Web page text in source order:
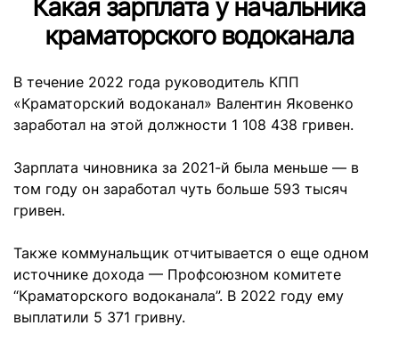
Какая зарплата у начальника
краматорского водоканала
В течение 2022 года руководитель КПП
«Краматорский водоканал» Валентин Яковенко
заработал на этой должности 1 108 438 гривен.
Зарплата чиновника за 2021-й была меньше — в
том году он заработал чуть больше 593 тысяч
гривен.
Также коммунальщик отчитывается о еще одном
источнике дохода — Профсоюзном комитете
“Краматорского водоканала”. В 2022 году ему
выплатили 5 371 гривну.